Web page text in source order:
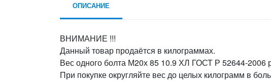
ОПИСАНИЕ
ВНИМАНИЕ !!!
Данный товар продаётся в килограммах.
Вес одного болта М20х 85 10.9 ХЛ ГОСТ Р 52644-2006
При покупке округляйте вес до целых килограмм в